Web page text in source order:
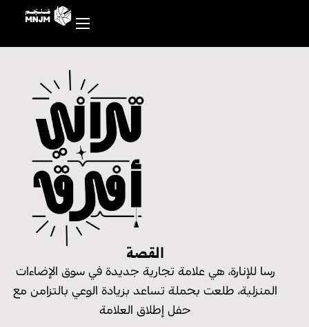
القصة
رسا للإنارة، هي علامة تجارية جديدة في سوق الإضاءات
المنزلية، طلعت بحملة تساعد بزيادة الوعي بالتزامن مع
حفل إطلاق العلامة